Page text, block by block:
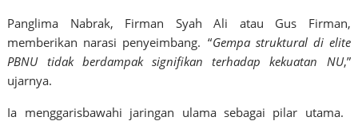
Panglima Nabrak, Firman Syah Ali atau Gus Firman,
memberikan narasi penyeimbang. “Gempa struktural di elite
PBNU tidak berdampak signifikan terhadap kekuatan NU,”
ujarnya.
Ia menggarisbawahi jaringan ulama sebagai pilar utama.